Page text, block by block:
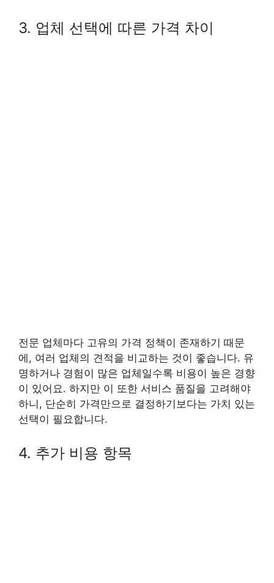
3. 업체 선택에 따른 가격 차이
전문 업체마다 고유의 가격 정책이 존재하기 때문
에, 여러 업체의 견적을 비교하는 것이 좋습니다. 유
명하거나 경험이 많은 업체일수록 비용이 높은 경향
이 있어요. 하지만 이 또한 서비스 품질을 고려해야
하니, 단순히 가격만으로 결정하기보다는 가치 있는
선택이 필요합니다.
4. 추가 비용 항목